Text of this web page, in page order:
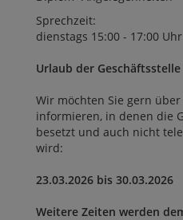
Sprechzeit:
dienstags 15:00 - 17:00 Uhr
Urlaub der Geschäftsstelle
Wir möchten Sie gern
informieren, in denen die
besetzt und auch nicht
wird:
23.03.2026 bis 30.03.2026
Weitere Zeiten werden